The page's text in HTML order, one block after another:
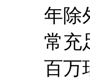
年除
常充
百万